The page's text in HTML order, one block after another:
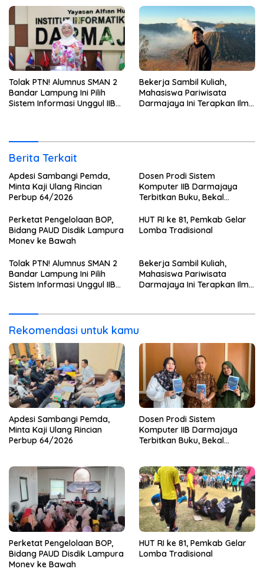
Tolak PTN! Alumnus SMAN 2
Bandar Lampung Ini Pilih
Sistem Informasi Unggul IIB
Bekerja Sambil Kuliah,
Mahasiswa Pariwisata
Darmajaya Ini Terapkan Ilmu
Berita Terkait
Apdesi Sambangi Pemda,
Minta Kaji Ulang Rincian
Perbup 64/2026
Dosen Prodi Sistem
Komputer IIB Darmajaya
Terbitkan Buku, Bekal
Sensor dan Aktuator
Perketat Pengelolaan BOP,
Bidang PAUD Disdik Lampura
Monev ke Bawah
HUT RI ke 81, Pemkab Gelar
Lomba Tradisional
Tolak PTN! Alumnus SMAN 2
Bandar Lampung Ini Pilih
Sistem Informasi Unggul IIB
Bekerja Sambil Kuliah,
Mahasiswa Pariwisata
Darmajaya Ini Terapkan Ilmu
Rekomendasi untuk kamu
Apdesi Sambangi Pemda,
Minta Kaji Ulang Rincian
Perbup 64/2026
Dosen Prodi Sistem
Komputer IIB Darmajaya
Terbitkan Buku, Bekal
Perketat Pengelolaan BOP,
Bidang PAUD Disdik Lampura
Monev ke Bawah
HUT RI ke 81, Pemkab Gelar
Lomba Tradisional